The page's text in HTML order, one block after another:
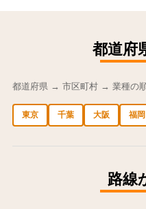
都道府
都道府県 → 市区町村 → 業種の
東京 千葉 大阪 福岡
路線